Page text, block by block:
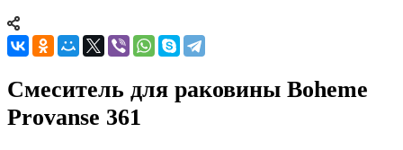
Смеситель для раковины Boheme
Provanse 361